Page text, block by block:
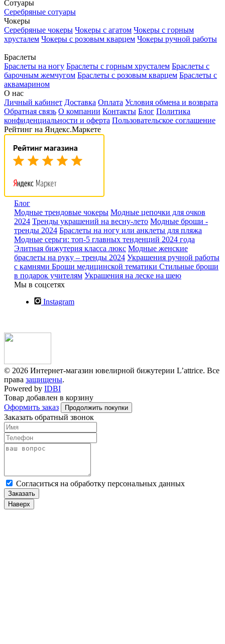
Сотуары
Серебряные сотуары
Чокеры
Серебряные чокеры Чокеры с агатом Чокеры с горным
хрусталем Чокеры с розовым кварцем Чокеры ручной работы
Браслеты
Браслеты на ногу Браслеты с горным хрусталем Браслеты с
барочным жемчугом Браслеты с розовым кварцем Браслеты с
аквамарином
О нас
Личный кабинет Доставка Оплата Условия обмена и возврата
Обратная связь О компании Контакты Блог Политика
конфиденциальности и оферта Пользовательское соглашение
Рейтинг на Яндекс.Маркете
Блог
Модные трендовые чокеры Модные цепочки для очков
2024 Тренды украшений на весну-лето Модные броши -
тренды 2024 Браслеты на ногу или анклеты для пляжа
Модные серьги: топ-5 главных тенденций 2024 года
Элитная бижутерия класса люкс Модные женские
браслеты на руку – тренды 2024 Украшения ручной работы
с камнями Броши медицинской тематики Стильные броши
в подарок учителям Украшения на леске на шею
Мы в соцсетях
Instagram
© 2026 Интернет-магазин ювелирной бижутерии L’attrice. Все
права защищены.
Powered by IDBI
Товар добавлен в корзину
Оформить заказ
Продолжить покупки
Заказать обратный звонок
Cогласиться на обработку персональных данных
Заказать
Наверх